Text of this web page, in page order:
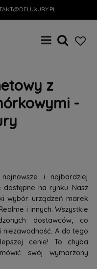
z
-
i najbardziej
na rynku. Nasz
wybór urządzeń marek
i innych. Wszystkie
dostawców, co
A do tego
cenie! To chyba
swój wymarzony